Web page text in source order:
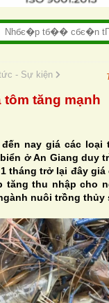
- Sự kiện
tôm tăng mạnh
đến nay giá các loại
ở An Giang duy
tháng trở lại đây giá
tăng thu nhập cho
nuôi trồng thủy